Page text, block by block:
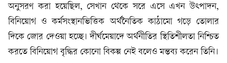
অনুসরণ করা হয়েছিল, সেখান থেকে সরে এসে এখন উৎপাদন,
বিনিয়োগ ও কর্মসংস্থানভিত্তিক অর্থনৈতিক কাঠামো গড়ে তোলার
দিকে জোর দেওয়া হচ্ছে। দীর্ঘমেয়াদে অর্থনীতির স্থিতিশীলতা নিশ্চিত
করতে বিনিয়োগ বৃদ্ধির কোনো বিকল্প নেই বলেও মন্তব্য করেন তিনি।